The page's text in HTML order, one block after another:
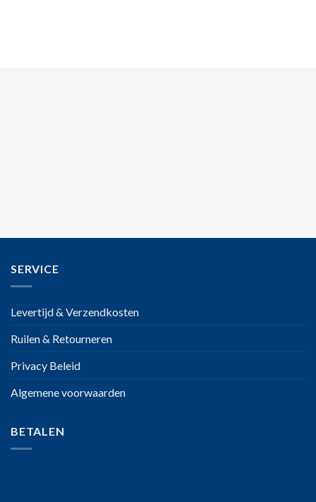
SERVICE
Levertijd & Verzendkosten
Ruilen & Retourneren
Privacy Beleid
Algemene voorwaarden
BETALEN